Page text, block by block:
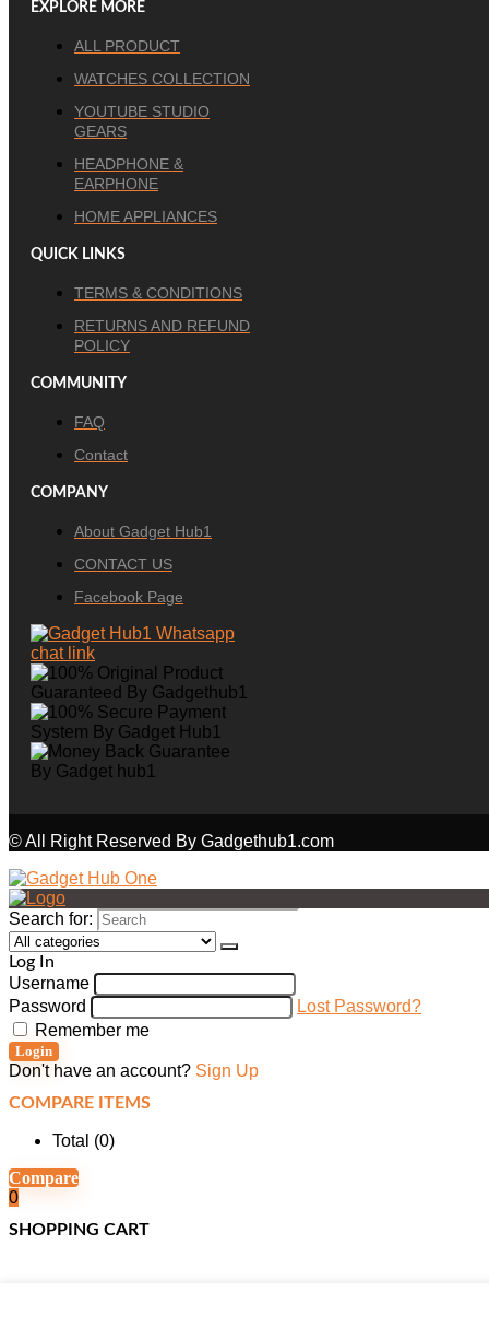
EXPLORE MORE
ALL PRODUCT
WATCHES COLLECTION
YOUTUBE STUDIO
GEARS
HEADPHONE &
EARPHONE
HOME APPLIANCES
QUICK LINKS
TERMS & CONDITIONS
RETURNS AND REFUND
POLICY
COMMUNITY
FAQ
Contact
COMPANY
About Gadget Hub1
CONTACT US
Facebook Page
© All Right Reserved By Gadgethub1.com
Search for:
Log In
Username
Password
Lost Password?
Remember me
Login
Don't have an account? Sign Up
COMPARE ITEMS
Total (0)
Compare
0
SHOPPING CART